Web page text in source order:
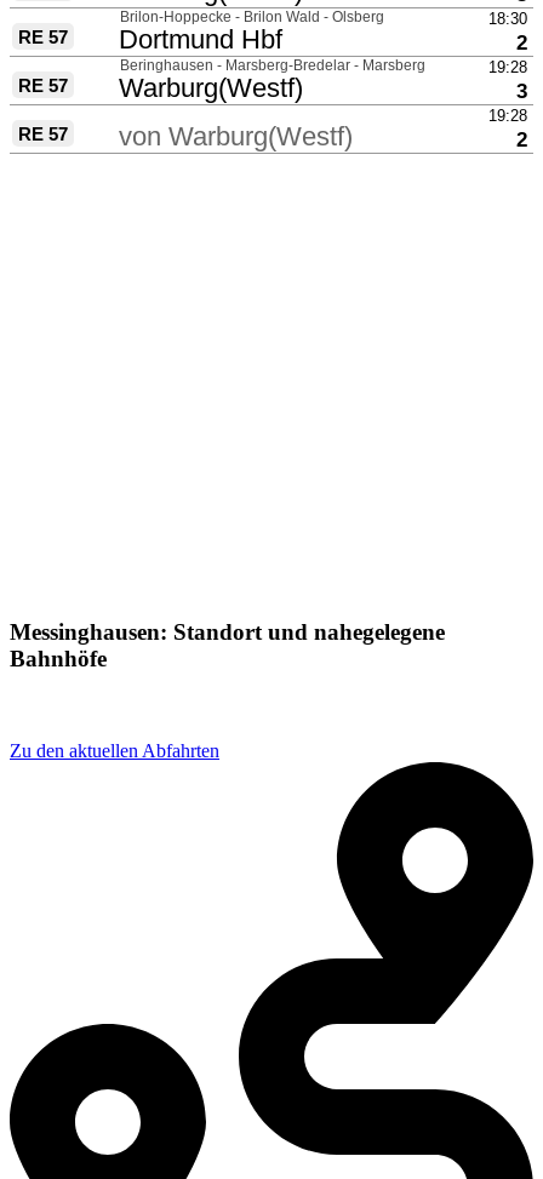
Messinghausen: Standort und nahegelegene
Bahnhöfe
Zu den aktuellen Abfahrten